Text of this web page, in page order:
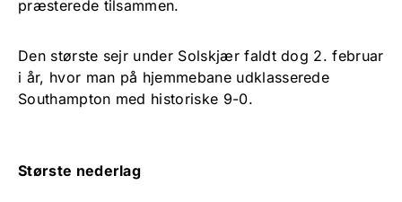
præsterede tilsammen.
Den største sejr under Solskjær faldt dog 2. februar
i år, hvor man på hjemmebane udklasserede
Southampton med historiske 9-0.
Største nederlag